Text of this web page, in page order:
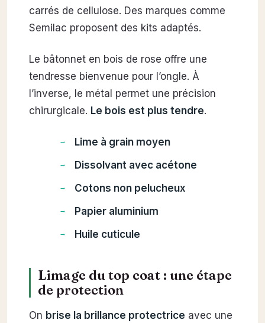
carrés de cellulose. Des marques comme
Semilac proposent des kits adaptés.
Le bâtonnet en bois de rose offre une
tendresse bienvenue pour l’ongle. À
l’inverse, le métal permet une précision
chirurgicale. Le bois est plus tendre.
Lime à grain moyen
Dissolvant avec acétone
Cotons non pelucheux
Papier aluminium
Huile cuticule
Limage du top coat : une étape
de protection
On brise la brillance protectrice avec une